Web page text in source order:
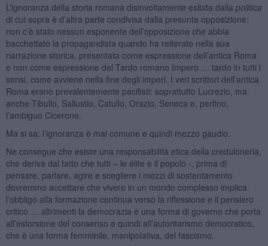
L’ignoranza della storia romana disinvoltamente esibita dalla politica
di cui sopra è d’altra parte condivisa dalla presunta opposizione:
non c’è stato nessun esponente dell’opposizione che abbia
bacchettato la propagandista quando ha reiterato nella sua
narrazione storica, presentata come espressione dell’antica Roma
e non come espressione del Tardo romano Impero … tardo in tutti i
sensi, come avviene nella fine degli imperi. I veri scrittori dell’antica
Roma erano prevalentemente pacifisti: soprattutto Lucrezio, ma
anche Tibullo, Sallustio, Catullo, Orazio, Seneca e, perfino,
l’ambiguo Cicerone.
Ma si sa: l’ignoranza è mal comune e quindi mezzo gaudio.
Ne consegue che esiste una responsabilità etica della creduloneria,
che deriva dal fatto che tutti – le élite e il popolo -, prima di
pensare, parlare, agire e scegliere i mezzi di sostentamento
dovremmo accettare che vivere in un mondo complesso implica
l’obbligo alla formazione continua verso la riflessione e il pensiero
critico … altrimenti la democrazia è una forma di governo che porta
all’estorsione del consenso e quindi all’autoritarismo democratico,
che è una forma femminile, manipolativa, del fascismo.